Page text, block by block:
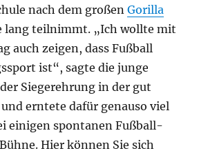
nach dem großenGorilla
lang teilnimmt. „Ich wollte mit
auch zeigen, dass Fußball
ist“, sagte die junge
Siegerehrung in der gut
erntete dafür genauso viel
einigen spontanen Fußball-
Hier können Sie sich